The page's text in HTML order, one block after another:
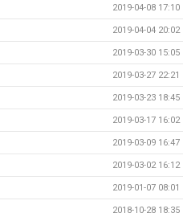
2019-04-08 17:10
2019-04-04 20:02
2019-03-30 15:05
2019-03-27 22:21
2019-03-23 18:45
2019-03-17 16:02
2019-03-09 16:47
2019-03-02 16:12
2019-01-07 08:01
2018-10-28 18:35